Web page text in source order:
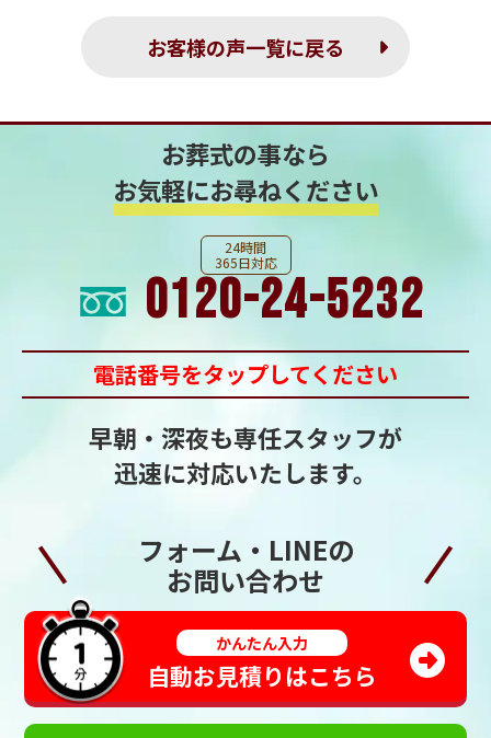
お客様の声一覧に戻る
お葬式の事なら
お気軽にお尋ねください
24時間
365日対応
0120-24-5232
電話番号をタップしてください
早朝・深夜も専任スタッフが
迅速に対応いたします。
フォーム・LINEの
お問い合わせ
かんたん入力
自動お見積りはこちら